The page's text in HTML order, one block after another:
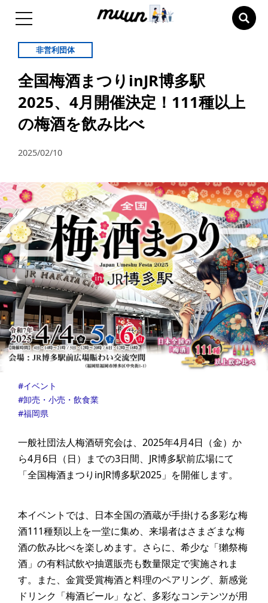
非営利団体
全国梅酒まつりinJR博多駅
2025、4月開催決定！111種以上
の梅酒を飲み比べ
2025/02/10
イベント
卸売・小売・飲食業
福岡県
一般社団法人梅酒研究会は、2025年4月4日（金）か
ら4月6日（日）までの3日間、JR博多駅前広場にて
「全国梅酒まつりinJR博多駅2025」を開催します。
本イベントでは、日本全国の酒蔵が手掛ける多彩な梅
酒111種類以上を一堂に集め、来場者はさまざまな梅
酒の飲み比べを楽しめます。さらに、希少な「獺祭梅
酒」の有料試飲や抽選販売も数量限定で実施されま
す。また、金賞受賞梅酒と料理のペアリング、新感覚
ドリンク「梅酒ビール」など、多彩なコンテンツが用